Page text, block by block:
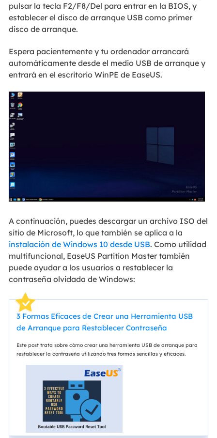
pulsar la tecla F2/F8/Del para entrar en la BIOS, y
establecer el disco de arranque USB como primer
disco de arranque.
Espera pacientemente y tu ordenador arrancará
automáticamente desde el medio USB de arranque y
entrará en el escritorio WinPE de EaseUS.
A continuación, puedes descargar un archivo ISO del
sitio de Microsoft, lo que también se aplica a la
instalación de Windows 10 desde USB. Como utilidad
multifuncional, EaseUS Partition Master también
puede ayudar a los usuarios a restablecer la
contraseña olvidada de Windows:
3 Formas Eficaces de Crear una Herramienta USB
de Arranque para Restablecer Contraseña
Este post trata sobre cómo crear una herramienta USB de arranque para
restablecer la contraseña utilizando tres formas sencillas y eficaces.